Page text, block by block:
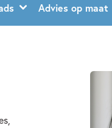
Advies op maat